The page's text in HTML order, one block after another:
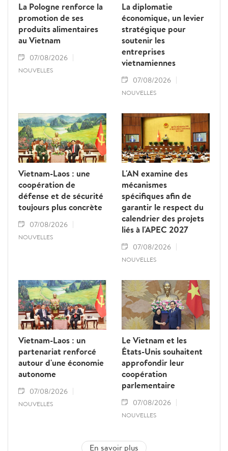
La Pologne renforce la
promotion de ses
produits alimentaires
au Vietnam
07/08/2026
NOUVELLES
La diplomatie
économique, un levier
stratégique pour
soutenir les
entreprises
vietnamiennes
07/08/2026
NOUVELLES
Vietnam-Laos : une
coopération de
défense et de sécurité
toujours plus concrète
07/08/2026
NOUVELLES
L'AN examine des
mécanismes
spécifiques afin de
garantir le respect du
calendrier des projets
liés à l'APEC 2027
07/08/2026
NOUVELLES
Vietnam-Laos : un
partenariat renforcé
autour d'une économie
autonome
07/08/2026
NOUVELLES
Le Vietnam et les
États-Unis souhaitent
approfondir leur
coopération
parlementaire
07/08/2026
NOUVELLES
En savoir plus